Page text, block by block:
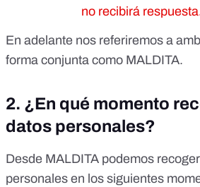
no recibirá
En adelante nos referiremos a
forma conjunta como MALDITA.
2. ¿En qué momento
datos personales?
Desde MALDITA podemos
personales en los siguientes